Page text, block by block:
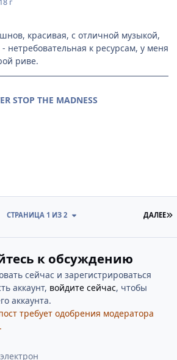
18 г
красивая, с отличной музыкой,
нетребовательная к ресурсам, у меня
риве.
STOP THE MADNESS
ДАЛЕЕ
СТРАНИЦА 1 ИЗ 2
к обсуждению
сейчас и зарегистрироваться
аккаунт, войдите сейчас, чтобы
аккаунта.
требует одобрения модератора